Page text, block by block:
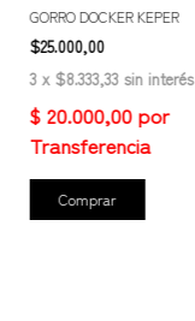
GORRO DOCKER KEPER
$25.000,00
3 x $8.333,33 sin interés
Comprar